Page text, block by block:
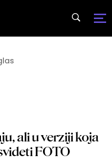
ali u verziji koja
FOTO